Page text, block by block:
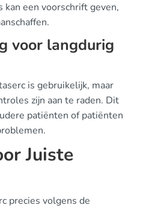
kan een voorschrift geven,
voor langdurig
is gebruikelijk, maar
zijn aan te raden. Dit
patiënten of patiënten
Juiste
precies volgens de